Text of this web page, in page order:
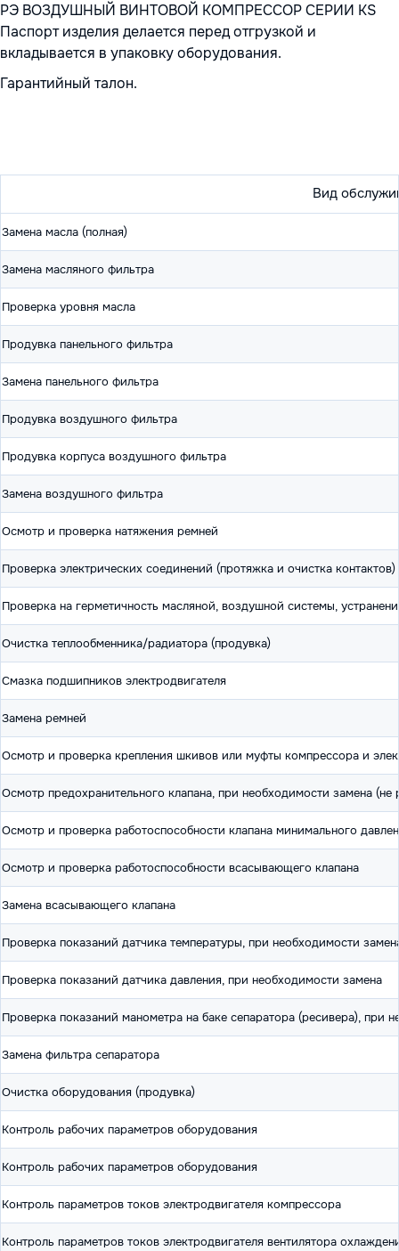
РЭ ВОЗДУШНЫЙ ВИНТОВОЙ КОМПРЕССОР СЕРИИ KS
Паспорт изделия делается перед отгрузкой и
вкладывается в упаковку оборудования.
Гарантийный талон.
Вид
Замена масла (полная)
Замена масляного фильтра
Проверка уровня масла
Продувка панельного фильтра
Замена панельного фильтра
Продувка воздушного фильтра
Продувка корпуса воздушного фильтра
Замена воздушного фильтра
Осмотр и проверка натяжения ремней
Проверка электрических соединений (протяжка и очистка контактов)
Проверка на герметичность масляной, воздушной системы,
Очистка теплообменника/радиатора (продувка)
Смазка подшипников электродвигателя
Замена ремней
Осмотр и проверка крепления шкивов или муфты компрессора и
Осмотр предохранительного клапана, при необходимости замена (не
Осмотр и проверка работоспособности клапана минимального
Осмотр и проверка работоспособности всасывающего клапана
Замена всасывающего клапана
Проверка показаний датчика температуры, при необходимости
Проверка показаний датчика давления, при необходимости замена
Проверка показаний манометра на баке сепаратора (ресивера), при
Замена фильтра сепаратора
Очистка оборудования (продувка)
Контроль рабочих параметров оборудования
Контроль рабочих параметров оборудования
Контроль параметров токов электродвигателя компрессора
Контроль параметров токов электродвигателя вентилятора